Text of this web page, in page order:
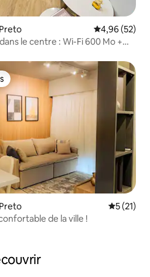
Évaluation
4,96 (52)
le centre : Wi-Fi 600 Mo +
5 (21)
de la ville !